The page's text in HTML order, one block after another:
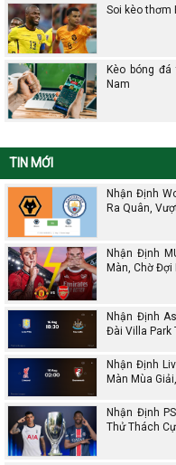
Soi kèo thơm
Kèo bóng
Nam
TIN MỚI
Nhận Định
Ra Quân,
Nhận Định
Màn, Chờ Đợi
Nhận Định
Đài Villa Park
Nhận Định
Màn Mùa
Nhận Định
Thử Thách